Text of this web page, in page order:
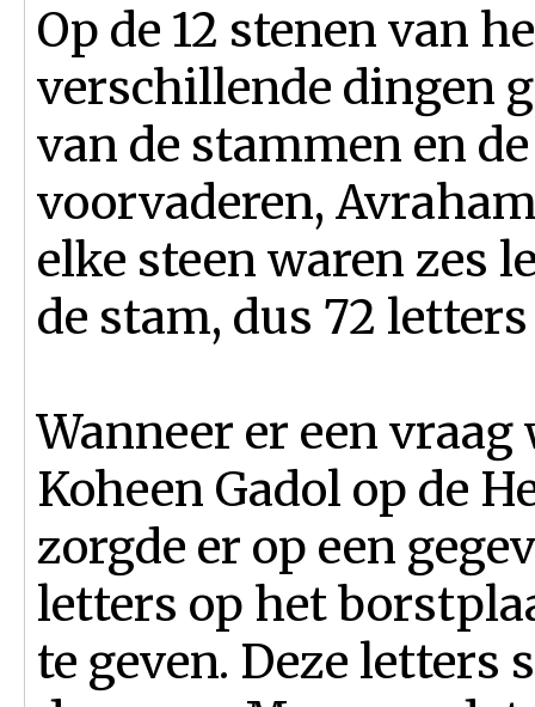
Op de 12 stenen van
verschillende dingen
van de stammen en
voorvaderen,
elke steen waren zes
de stam, dus 72
Wanneer er een
Koheen Gadol op de
zorgde er op een
letters op het
te geven. Deze letters